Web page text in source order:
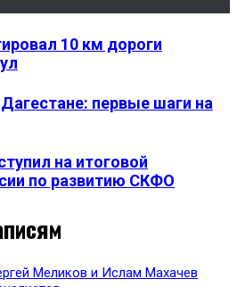
10 км дороги
первые шаги на
на итоговой
по развитию СКФО
Меликов и Ислам Махачев